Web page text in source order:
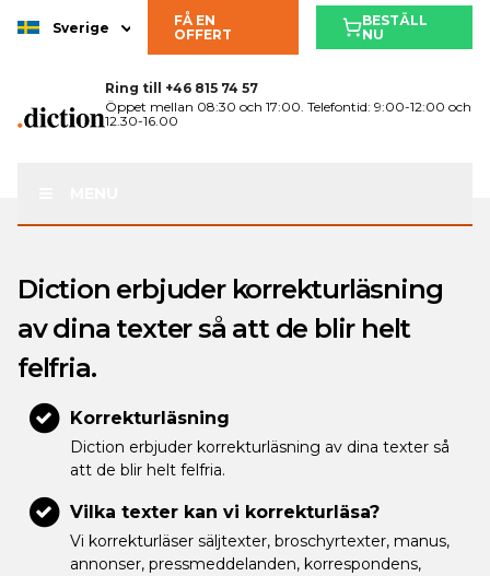
Sverige
FÅ EN
OFFERT
BESTÄLL
NU
Ring till
+46 815 74 57
Öppet mellan 08:30 och 17:00. Telefontid: 9:00-12:00 och
12.30-16.00
Diction erbjuder korrekturläsning
av dina texter så att de blir helt
felfria.
Korrekturläsning
Diction erbjuder korrekturläsning av dina texter så
att de blir helt felfria.
Vilka texter kan vi korrekturläsa?
Vi korrekturläser säljtexter, broschyrtexter, manus,
annonser, pressmeddelanden, korrespondens,